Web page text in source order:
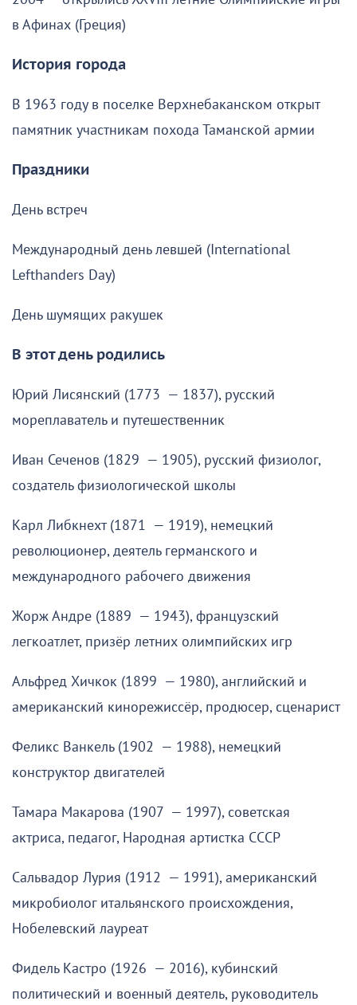
в Афинах (Греция)
История города
В 1963 году в поселке Верхнебаканском открыт
памятник участникам похода Таманской армии
Праздники
День встреч
Международный день левшей (International
Lefthanders Day)
День шумящих ракушек
В этот день родились
Юрий Лисянский (1773 — 1837), русский
мореплаватель и путешественник
Иван Сеченов (1829 — 1905), русский физиолог,
создатель физиологической школы
Карл Либкнехт (1871 — 1919), немецкий
революционер, деятель германского и
международного рабочего движения
Жорж Андре (1889 — 1943), французский
легкоатлет, призёр летних олимпийских игр
Альфред Хичкок (1899 — 1980), английский и
американский кинорежиссёр, продюсер, сценарист
Феликс Ванкель (1902 — 1988), немецкий
конструктор двигателей
Тамара Макарова (1907 — 1997), советская
актриса, педагог, Народная артистка СССР
Сальвадор Лурия (1912 — 1991), американский
микробиолог итальянского происхождения,
Нобелевский лауреат
Фидель Кастро (1926 — 2016), кубинский
политический и военный деятель, руководитель